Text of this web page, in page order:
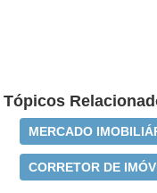
Tópicos
MERCADO
CORRETOR DE